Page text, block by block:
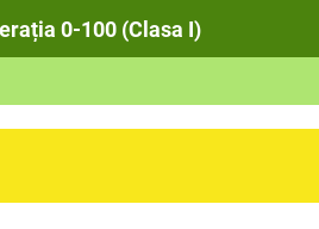
0-100 (Clasa I)